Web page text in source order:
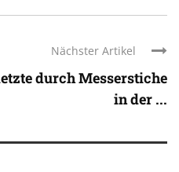
Nächster Artikel
durch Messerstiche
in der ...